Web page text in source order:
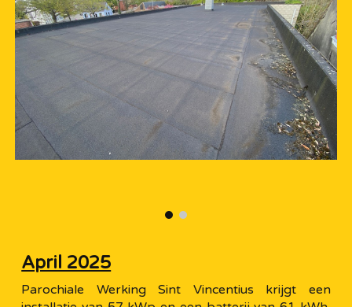
April 2025
Parochiale Werking Sint Vincentius krijgt een